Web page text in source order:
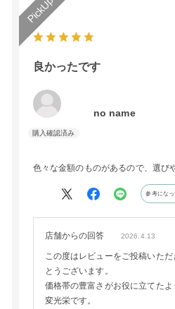
良かったです
no name
色々な金額のものがあるので、選び
参考になっ
店舗からの回答 2026.4.13
この度はレビューをご投稿いた
とうございます。
価格帯の豊富さがお役に立てた
変光栄です。